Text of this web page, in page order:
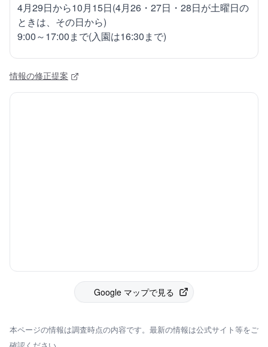
4月29日から10月15日(4月26・27日・28日が土曜日の
ときは、その日から)
9:00～17:00まで(入園は16:30まで)
情報の修正提案
Google マップで見る
本ページの情報は調査時点の内容です。最新の情報は公式サイト等をご